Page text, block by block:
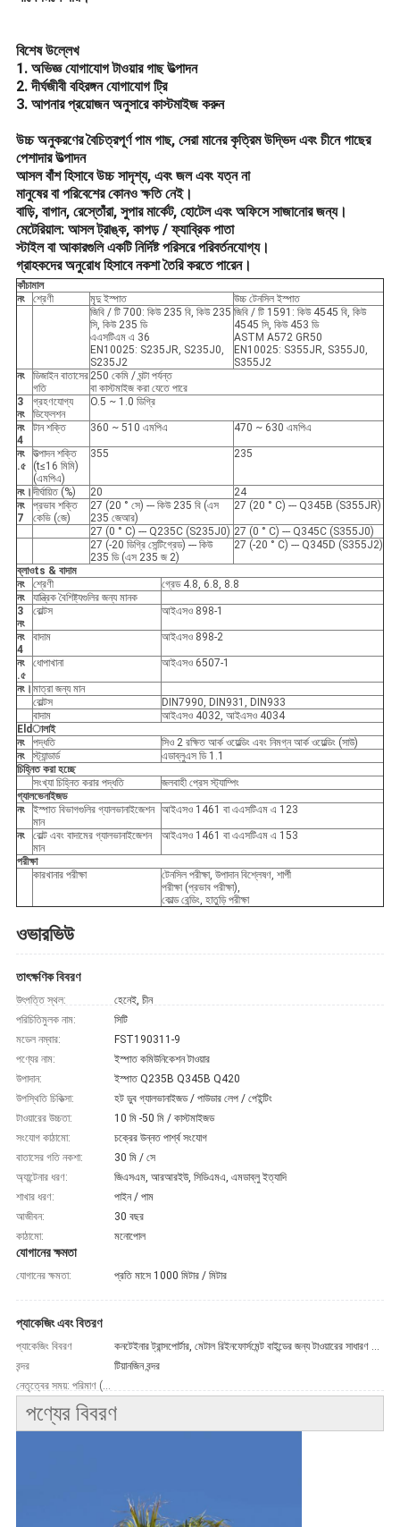
বিশেষ উল্লেখ
1. অভিজ্ঞ যোগাযোগ টাওয়ার গাছ উত্পাদন
2. দীর্ঘজীবী বহিরঙ্গন যোগাযোগ ট্রি
3. আপনার প্রয়োজন অনুসারে কাস্টমাইজ করুন
উচ্চ অনুকরণের বৈচিত্রপূর্ণ পাম গাছ, সেরা মানের কৃত্রিম উদ্ভিদ এবং চীনে গাছের
পেশাদার উত্পাদন
আসল বাঁশ হিসাবে উচ্চ সাদৃশ্য, এবং জল এবং যত্ন না
মানুষের বা পরিবেশের কোনও ক্ষতি নেই।
বাড়ি, বাগান, রেস্তোঁরা, সুপার মার্কেট, হোটেল এবং অফিসে সাজানোর জন্য।
মেটেরিয়াল: আসল ট্রাঙ্ক, কাপড় / ফ্যাব্রিক পাতা
স্টাইল বা আকারগুলি একটি নির্দিষ্ট পরিসরে পরিবর্তনযোগ্য।
গ্রাহকদের অনুরোধ হিসাবে নকশা তৈরি করতে পারেন।
কাঁচামাল
নং
শ্রেণী মৃদু ইস্পাত
উচ্চ টেনসিল ইস্পাত
জিবি / টি 700: কিউ 235 বি, কিউ 235
সি, কিউ 235 ডি
এএসটিএম এ 36
EN10025: S235JR, S235J0,
S235J2
জিবি / টি 1591: কিউ 4545 বি, কিউ
4545 সি, কিউ 453 ডি
ASTM A572 GR50
EN10025: S355JR, S355J0,
S355J2
নং
ডিজাইন বাতাসের
গতি
250 কেমি / ঘন্টা পর্যন্ত
বা কাস্টমাইজ করা যেতে পারে
3
নং
গ্রহণযোগ্য
ডিফ্লেশন
O.5 ~ 1.0 ডিগ্রি
নং
4
টান শক্তি 360 ~ 510 এমপিএ 470 ~ 630 এমপিএ
নং
.৫
উত্পাদন শক্তি
(t≤16 মিমি)
(এমপিএ)
355 235
নং। দীর্ঘায়িত (%) 20
24
নং
7
প্রভাব শক্তি
কেভি (জে)
27 (20 ° সে) --- কিউ 235 বি (এস
235 জেআর)
27 (20 ° C) --- Q345B (S355JR)
27 (0 ° C) --- Q235C (S235J0) 27 (0 ° C) --- Q345C (S355J0)
27 (-20 ডিগ্রি সেন্টিগ্রেড) --- কিউ
235 ডি (এস 235 জ 2)
27 (-20 ° C) --- Q345D (S355J2)
ব্লাওts & বাদাম
নং
শ্রেণী
গ্রেড 4.8, 6.8, 8.8
নং
যান্ত্রিক বৈশিষ্ট্যগুলির জন্য মানক
3
নং
বোল্টস আইএসও 898-1
নং
4
বাদাম আইএসও 898-2
নং
.৫
ধোপাখানা আইএসও 6507-1
নং। মাত্রা জন্য মান
বোল্টস
DIN7990, DIN931, DIN933
বাদাম
আইএসও 4032, আইএসও 4034
Eldালাই
নং
পদ্ধতি
সিও 2 রক্ষিত আর্ক ওয়েল্ডিং এবং নিমগ্ন আর্ক ওয়েল্ডিং (সাউ)
নং
স্ট্যান্ডার্ড
এডাব্লুএস ডি 1.1
চিহ্নিত করা হচ্ছে
সংখ্যা চিহ্নিত করার পদ্ধতি
জলবাহী প্রেস স্ট্যাম্পিং
গ্যালভেনাইজড
নং
ইস্পাত বিভাগগুলির গ্যালভানাইজেশন
মান
আইএসও 1461 বা এএসটিএম এ 123
নং
বোল্ট এবং বাদামের গ্যালভানাইজেশন
মান
আইএসও 1461 বা এএসটিএম এ 153
পরীক্ষা
কারখানার পরীক্ষা
টেনসিল পরীক্ষা, উপাদান বিশ্লেষণ, শার্পী
পরীক্ষা (প্রভাব পরীক্ষা),
কোল্ড বেন্ডিং, হাতুড়ি পরীক্ষা
ওভারভিউ
তাৎক্ষণিক বিবরণ
উৎপত্তি স্থল:
হেনেই, চীন
পরিচিতিমুলক নাম:
সিটি
মডেল নম্বার:
FST190311-9
পণ্যের নাম:
ইস্পাত কমিউনিকেশন টাওয়ার
উপাদান:
ইস্পাত Q235B Q345B Q420
উপস্থিতি চিকিত্সা:
হট ডুব গ্যালভানাইজড / পাউডার লেপ / পেইন্টিং
টাওয়ারের উচ্চতা:
10 মি -50 মি / কাস্টমাইজড
সংযোগ কাঠামো:
চক্রের উন্নত পার্শ্ব সংযোগ
বাতাসের গতি নকশা:
30 মি / সে
অ্যান্টেনার ধরণ:
জিএসএম, আরআরইউ, সিডিএমএ, এমডাব্লু ইত্যাদি
শাখার ধরণ:
পাইন / পাম
আজীবন:
30 বছর
কাঠামো:
মনোপোল
যোগানের ক্ষমতা
যোগানের ক্ষমতা: প্রতি মাসে 1000 মিটার / মিটার
প্যাকেজিং এবং বিতরণ
প্যাকেজিং বিবরণ
কনটেইনার ট্রান্সপোর্টার, মেটাল রিইনফোর্সমেন্ট বাইন্ডের জন্য টাওয়ারের সাধারণ পরিস্থিতি।
বন্দর
টিয়ানজিন বন্দর
নেতৃত্বের সময়: পরিমাণ (মিটার) 1 - 10> 10 ইস্ট।সময় (দিন) 20 আলোচনার জন্য
পণ্যের বিবরণ